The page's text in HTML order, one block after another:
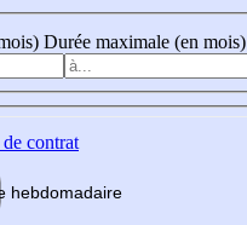
Durée maximale (en mois)
contrat
hebdomadaire